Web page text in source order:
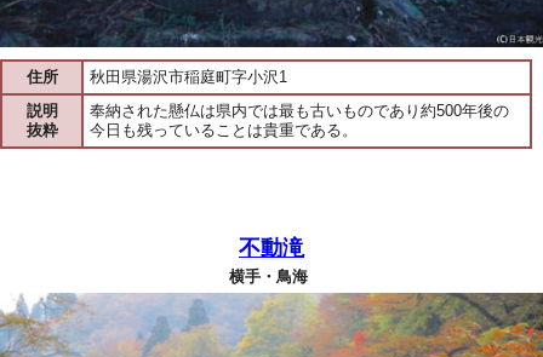
住所
秋田県湯沢市稲庭町字小沢1
説明
抜粋
奉納された懸仏は県内では最も古いものであり約500年後の
今日も残っていることは貴重である。
不動滝
横手・鳥海